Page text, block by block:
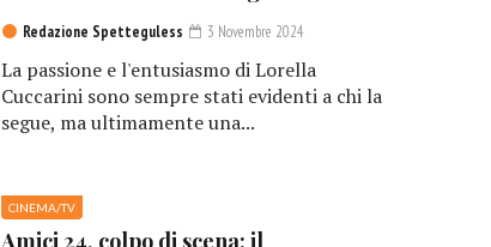
Redazione Spetteguless 3 Novembre 2024
La passione e l'entusiasmo di Lorella
Cuccarini sono sempre stati evidenti a chi la
segue, ma ultimamente una...
CINEMA/TV
Amici 24, colpo di scena: il